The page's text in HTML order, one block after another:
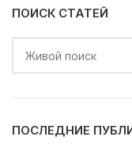
ПОИСК СТАТЕЙ
ПОСЛЕДНИЕ